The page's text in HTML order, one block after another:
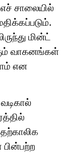
சாலையில்
மின்ட்
வாகனங்கள்
என